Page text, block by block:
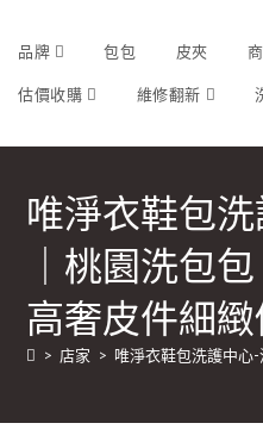
品牌 包包 皮夾
估價收購 維修翻新
唯淨衣鞋包
｜桃園洗包
高奢皮件細
> 店家 > 唯淨衣鞋包洗護中心